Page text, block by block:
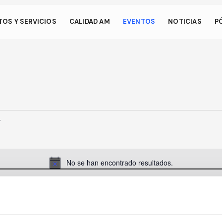
Y SERVICIOS CALIDAD AM EVENTOS NOTICIAS
Aviso
No se han encontrado resultados.